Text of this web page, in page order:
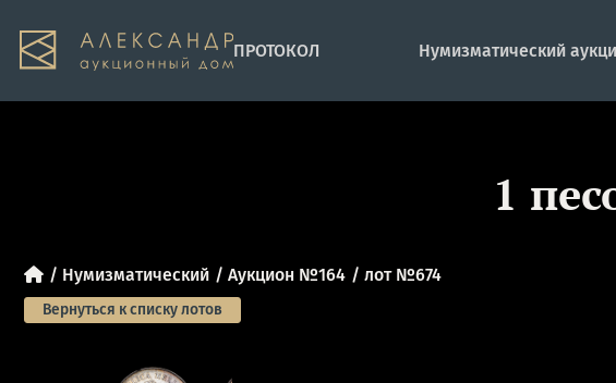
ПРОТОКОЛ Нумизматический
1
Нумизматический Аукцион №164 лот №674
Вернуться к списку лотов